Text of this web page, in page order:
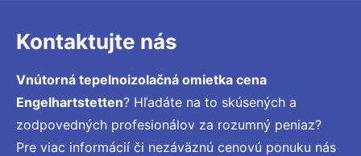
Kontaktujte nás
Vnútorná tepelnoizolačná omietka cena
Engelhartstetten? Hľadáte na to skúsených a
zodpovedných profesionálov za rozumný peniaz?
Pre viac informácií či nezáväznú cenovú ponuku nás